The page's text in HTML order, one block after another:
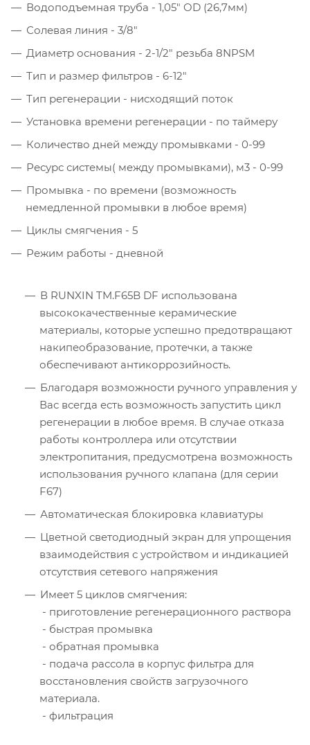
Водоподъемная труба - 1,05" OD (26,7мм)
Солевая линия - 3/8"
Диаметр основания - 2-1/2" резьба 8NPSM
Тип и размер фильтров - 6-12"
Тип регенерации - нисходящий поток
Установка времени регенерации - по таймеру
Количество дней между промывками - 0-99
Ресурс системы( между промывками), м3 - 0-99
Промывка - по времени (возможность
немедленной промывки в любое время)
Циклы смягчения - 5
Режим работы - дневной
В RUNXIN TM.F65B DF использована
высококачественные керамические
материалы, которые успешно предотвращают
накипеобразование, протечки, а также
обеспечивают антикоррозийность.
Благодаря возможности ручного управления у
Вас всегда есть возможность запустить цикл
регенерации в любое время. В случае отказа
работы контроллера или отсутствии
электропитания, предусмотрена возможность
использования ручного клапана (для серии
F67)
Автоматическая блокировка клавиатуры
Цветной светодиодный экран для упрощения
взаимодействия с устройством и индикацией
отсутствия сетевого напряжения
Имеет 5 циклов смягчения:
- приготовление регенерационного раствора
- быстрая промывка
- обратная промывка
- подача рассола в корпус фильтра для
восстановления свойств загрузочного
материала.
- фильтрация